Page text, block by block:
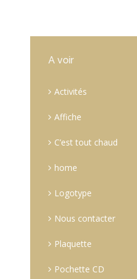
A voir
Activités
Affiche
C’est tout chaud
home
Logotype
Nous contacter
Plaquette
Pochette CD